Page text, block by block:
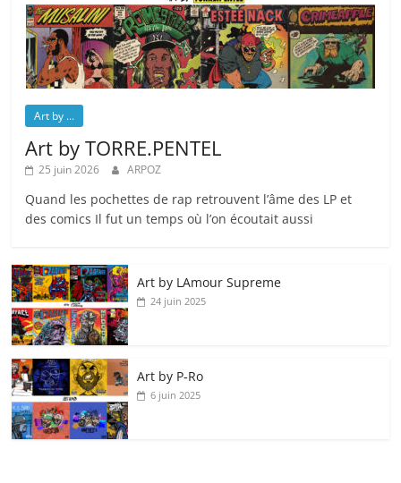
Art by ...
Art by TORRE.PENTEL
25 juin 2026 ARPOZ
Quand les pochettes de rap retrouvent l’âme des LP et
des comics Il fut un temps où l’on écoutait aussi
Art by LAmour Supreme
24 juin 2025
Art by P‑Ro
6 juin 2025